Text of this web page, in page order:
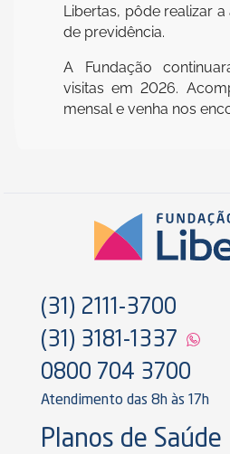
Libertas, pôde realizar
de previdência.
A Fundação
visitas em 2026.
mensal e venha nos
(31) 2111-3700
(31) 3181-1337
0800 704 3700
Atendimento das 8h às 17h
Planos de Saúde